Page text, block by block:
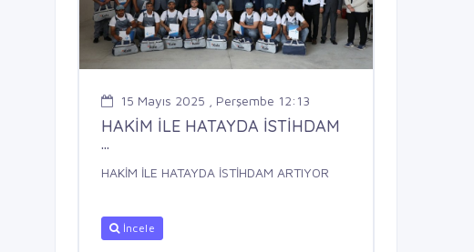
15 Mayıs 2025 , Perşembe 12:13
HAKİM İLE HATAYDA İSTİHDAM
...
HAKİM İLE HATAYDA İSTİHDAM ARTIYOR
İncele